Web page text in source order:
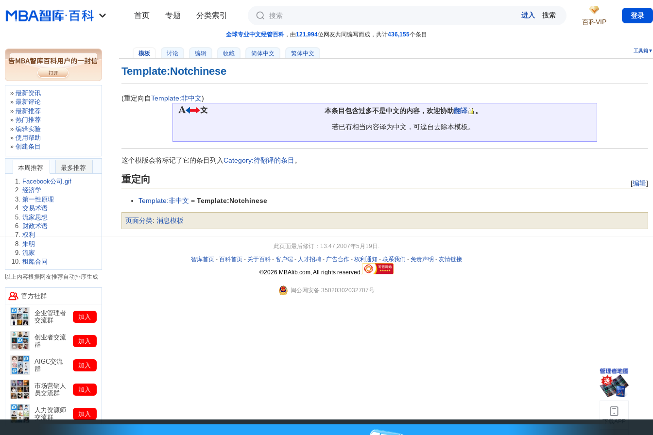
全球专业中文经管百科 ，由121,994位网友共同编写而成，共计436,155个条目
模板 讨论 编辑 收藏 简体中文 繁体中文 工具箱▼
Template:Notchinese
(重定向自Template:非中文)
本条目包含过多不是中文的内容，欢迎协助翻译 。
若已有相当内容译为中文，可迳自去除本模板。
这个模版会将标记了它的条目列入Category:待翻译的条目 。
[编辑]
重定向
Template:非中文 = Template:Notchinese
页面分类: 消息模板
首页 专题 分类索引
百科VIP
登录
最新资讯
最新评论
最新推荐
热门推荐
编辑实验
使用帮助
创建条目
本周推荐
最多推荐
Facebook公司.gif
经济学
第一性原理
交易术语
流家思想
财政术语
权利
朱明
流家
租船合同
以上内容根据网友推荐自动排序生成
官方社群
企业管理者
交流群
加入
创业者交流
群
加入
AIGC交流
群
加入
市场营销人
员交流群
加入
人力资源师
交流群
加入
下载APP
此页面最后修订：13:47,2007年5月19日.
智库首页 - 百科首页 - 关于百科 - 客户端 - 人才招聘 - 广告合作 - 权利通知 - 联系我们 - 免责声明 - 友情链接
©2026 MBAlib.com, All rights reserved.
闽公网安备 35020302032707号